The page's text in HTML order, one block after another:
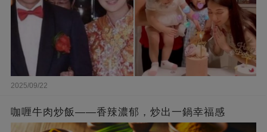
2025/09/22
咖喱牛肉炒飯——香辣濃郁，炒出一鍋幸福感